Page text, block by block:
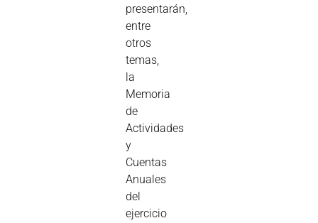
presentarán,
entre
otros
temas,
la
Memoria
de
Actividades
y
Cuentas
Anuales
del
ejercicio